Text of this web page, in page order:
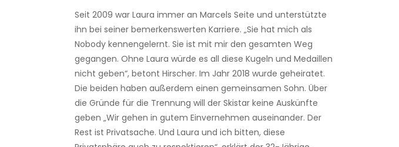
Seit 2009 war Laura immer an Marcels Seite und unterstützte
ihn bei seiner bemerkenswerten Karriere. „Sie hat mich als
Nobody kennengelernt. Sie ist mit mir den gesamten Weg
gegangen. Ohne Laura würde es all diese Kugeln und Medaillen
nicht geben“, betont Hirscher. Im Jahr 2018 wurde geheiratet.
Die beiden haben außerdem einen gemeinsamen Sohn. Über
die Gründe für die Trennung will der Skistar keine Auskünfte
geben „Wir gehen in gutem Einvernehmen auseinander. Der
Rest ist Privatsache. Und Laura und ich bitten, diese